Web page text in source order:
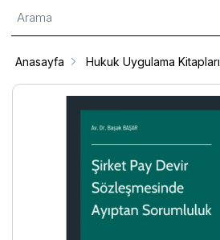
Anasayfa Hukuk Uygulama Kitapları